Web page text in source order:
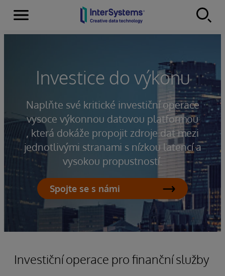
Skip to content
Menu
Investice do výkonu
Naplňte své kritické investiční operace
vysoce výkonnou datovou platformou
, která dokáže propojit zdroje dat mezi
jednotlivými stranami s nízkou latencí a
vysokou propustností.
Spojte se s námi
Investiční operace pro finanční služby